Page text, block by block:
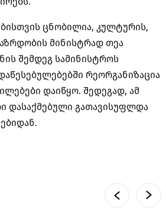
ცნობილია, კულტურის,
მინისტრად თეა
შემდეგ სამინისტროს
რეორგანიზაცია
დაიწყო. შედეგად, ამ
დასაქმებული გათავისუფლდა